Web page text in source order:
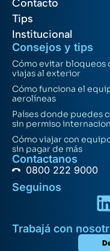
Contacto
Tips
Institucional
Consejos y tips
Cómo evitar bloqueos
viajas al exterior
Cómo funciona el
aerolíneas
Países donde puedes
sin permiso
Cómo viajar con
sin pagar de más
Contactanos
0800 222 9000
Seguinos
Trabajá con